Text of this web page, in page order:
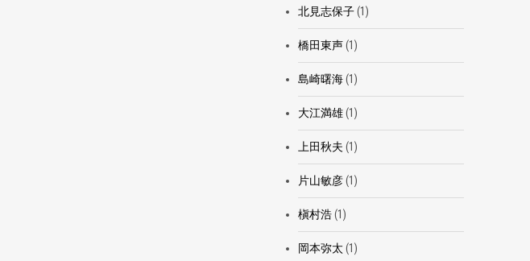
北見志保子(1)
橋田東声(1)
島崎曙海(1)
大江満雄(1)
上田秋夫 (1)
片山敏彦(1)
槇村浩(1)
岡本弥太 (1)